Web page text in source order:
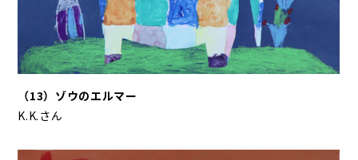
（13）ゾウのエルマー
K.K.さん